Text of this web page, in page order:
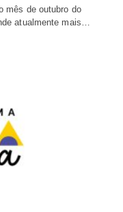
mês de outubro do
atualmente mais…